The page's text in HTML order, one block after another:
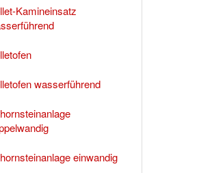
Kamineinsatz
wasserführend
einwandig